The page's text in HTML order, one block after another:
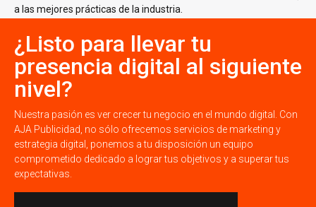
a las mejores prácticas de la industria.
¿Listo para llevar tu
presencia digital al siguiente
nivel?
Nuestra pasión es ver crecer tu negocio en el mundo digital. Con
AJA Publicidad, no sólo ofrecemos servicios de marketing y
estrategia digital, ponemos a tu disposición un equipo
comprometido dedicado a lograr tus objetivos y a superar tus
expectativas.